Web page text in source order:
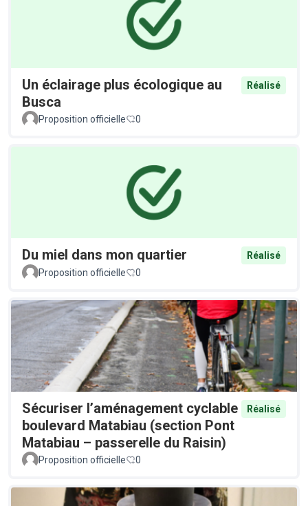
Un éclairage plus écologique au
Busca
Réalisé
Proposition officielle 0
Du miel dans mon quartier
Réalisé
Proposition officielle
0
Sécuriser l’aménagement cyclable
boulevard Matabiau (section Pont
Matabiau – passerelle du Raisin)
Réalisé
Proposition officielle 0